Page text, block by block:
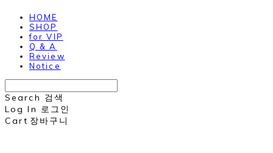
HOME
SHOP
for VIP
Q & A
Review
Notice
Search 검색
Log In 로그인
Cart 장바구니